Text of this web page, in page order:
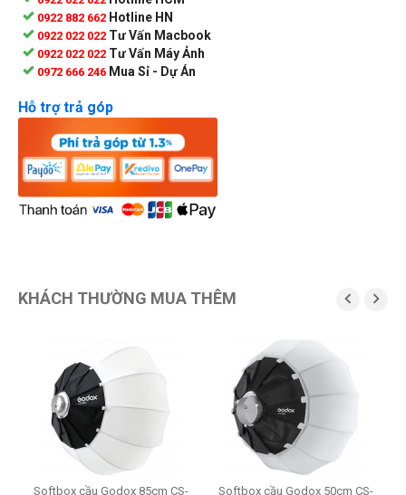
0922 882 662 Hotline HN
0922 022 022 Tư Vấn Macbook
0922 022 022 Tư Vấn Máy Ảnh
0972 666 246 Mua Sỉ - Dự Án
Hỗ trợ trả góp
KHÁCH THƯỜNG MUA THÊM  
Softbox cầu Godox 85cm CS- Softbox cầu Godox 50cm CS-